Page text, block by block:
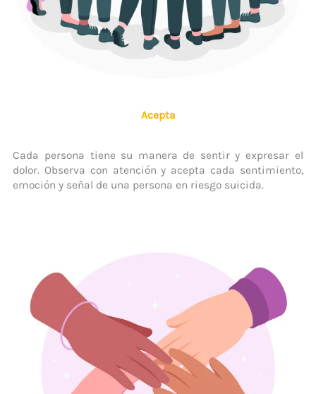
Acepta
Cada persona tiene su manera de sentir y expresar el
dolor. Observa con atención y acepta cada sentimiento,
emoción y señal de una persona en riesgo suicida.